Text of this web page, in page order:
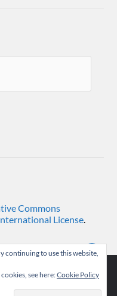
Commons
License
continuing to use this website,
see here:Cookie Policy